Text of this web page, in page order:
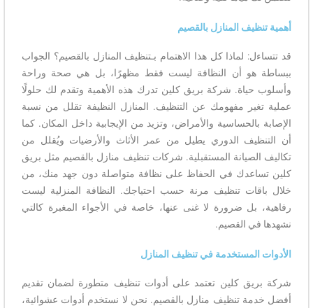
أهمية تنظيف المنازل بالقصيم
قد تتساءل: لماذا كل هذا الاهتمام بـتنظيف المنازل بالقصيم؟ الجواب
ببساطة هو أن النظافة ليست فقط مظهرًا، بل هي صحة وراحة
وأسلوب حياة. شركة بريق كلين تدرك هذه الأهمية وتقدم لك حلولًا
عملية تغير مفهومك عن التنظيف. المنازل النظيفة تقلل من نسبة
الإصابة بالحساسية والأمراض، وتزيد من الإيجابية داخل المكان. كما
أن التنظيف الدوري يطيل من عمر الأثاث والأرضيات ويُقلل من
تكاليف الصيانة المستقبلية. شركات تنظيف منازل بالقصيم مثل بريق
كلين تساعدك في الحفاظ على نظافة متواصلة دون جهد منك، من
خلال باقات تنظيف مرنة حسب احتياجك. النظافة المنزلية ليست
رفاهية، بل ضرورة لا غنى عنها، خاصة في الأجواء المغبرة كالتي
نشهدها في القصيم.
الأدوات المستخدمة في تنظيف المنازل
شركة بريق كلين تعتمد على أدوات تنظيف متطورة لضمان تقديم
أفضل خدمة تنظيف منازل بالقصيم. نحن لا نستخدم أدوات عشوائية،